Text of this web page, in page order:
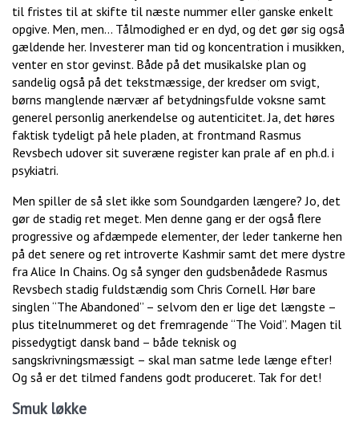
til fristes til at skifte til næste nummer eller ganske enkelt
opgive. Men, men… Tålmodighed er en dyd, og det gør sig også
gældende her. Investerer man tid og koncentration i musikken,
venter en stor gevinst. Både på det musikalske plan og
sandelig også på det tekstmæssige, der kredser om svigt,
børns manglende nærvær af betydningsfulde voksne samt
generel personlig anerkendelse og autenticitet. Ja, det høres
faktisk tydeligt på hele pladen, at frontmand Rasmus
Revsbech udover sit suveræne register kan prale af en ph.d. i
psykiatri.
Men spiller de så slet ikke som Soundgarden længere? Jo, det
gør de stadig ret meget. Men denne gang er der også flere
progressive og afdæmpede elementer, der leder tankerne hen
på det senere og ret introverte Kashmir samt det mere dystre
fra Alice In Chains. Og så synger den gudsbenådede Rasmus
Revsbech stadig fuldstændig som Chris Cornell. Hør bare
singlen “The Abandoned” – selvom den er lige det længste –
plus titelnummeret og det fremragende “The Void”. Magen til
pissedygtigt dansk band – både teknisk og
sangskrivningsmæssigt – skal man satme lede længe efter!
Og så er det tilmed fandens godt produceret. Tak for det!
Smuk løkke